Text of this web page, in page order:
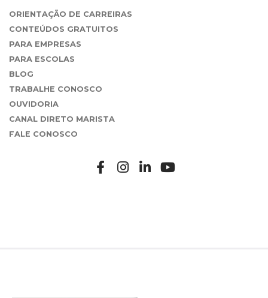
ORIENTAÇÃO DE CARREIRAS
CONTEÚDOS GRATUITOS
PARA EMPRESAS
PARA ESCOLAS
BLOG
TRABALHE CONOSCO
OUVIDORIA
CANAL DIRETO MARISTA
FALE CONOSCO